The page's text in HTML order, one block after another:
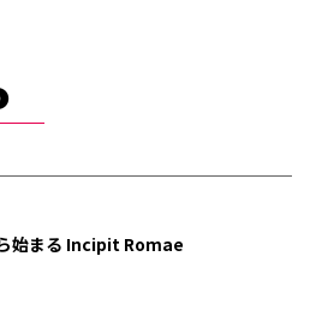
始まる Incipit Romae